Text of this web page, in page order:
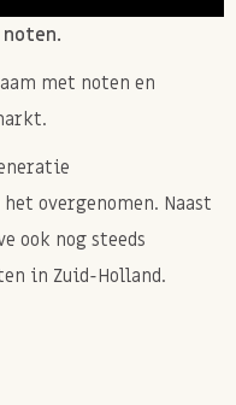
met noten en
overgenomen. Naast
ook nog steeds
in Zuid-Holland.